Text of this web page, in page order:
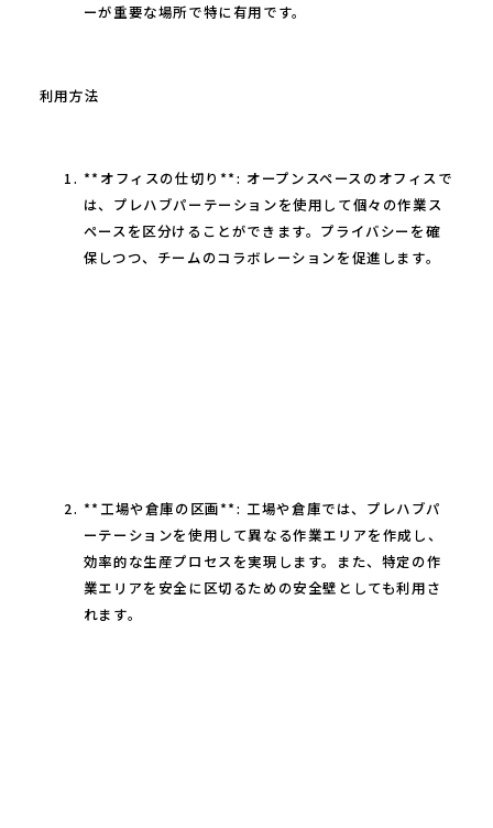
ーが重要な場所で特に有用です。
利用方法
**オフィスの仕切り**: オープンスペースのオフィスで
は、プレハブパーテーションを使用して個々の作業ス
ペースを区分けることができます。プライバシーを確
保しつつ、チームのコラボレーションを促進します。
**工場や倉庫の区画**: 工場や倉庫では、プレハブパ
ーテーションを使用して異なる作業エリアを作成し、
効率的な生産プロセスを実現します。また、特定の作
業エリアを安全に区切るための安全壁としても利用さ
れます。